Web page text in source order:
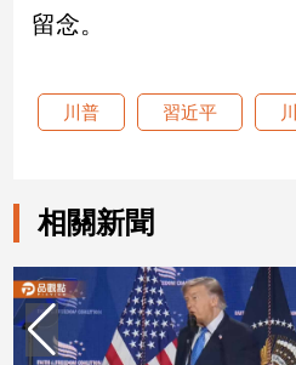
樂
時
追
星
留念。
川普 習近平
相關新聞